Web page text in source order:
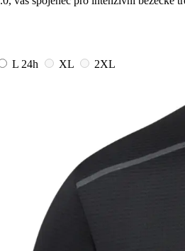
L 24h XL
2XL